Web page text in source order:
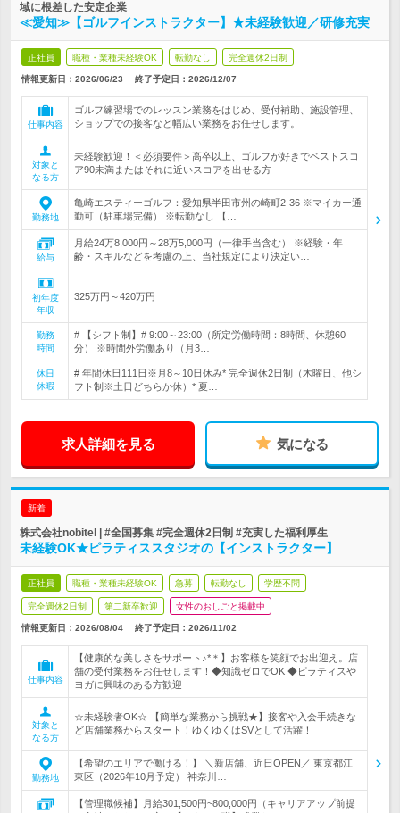
域に根差した安定企業
≪愛知≫【ゴルフインストラクター】★未経験歓迎／研修充実
正社員 職種・業種未経験OK 転勤なし 完全週休2日制
情報更新日：2026/06/23 終了予定日： 2026/12/07
仕事内容
ゴルフ練習場でのレッスン業務をはじめ、受付補助、施設管理、
ショップでの接客など幅広い業務をお任せします。
対象と
なる方
未経験歓迎！＜必須要件＞高卒以上、ゴルフが好きでベストスコ
ア90未満またはそれに近いスコアを出せる方
勤務地
亀崎エスティーゴルフ：愛知県半田市州の崎町2-36 ※マイカー通
勤可（駐車場完備） ※転勤なし 【…
給与
月給24万8,000円～28万5,000円（一律手当含む） ※経験・年
齢・スキルなどを考慮の上、当社規定により決定い…
初年度
年収
325万円～420万円
勤務
時間
# 【シフト制】# 9:00～23:00（所定労働時間：8時間、休憩60
分） ※時間外労働あり（月3…
休日
休暇
# 年間休日111日※月8～10日休み* 完全週休2日制（木曜日、他シ
フト制※土日どちらか休）* 夏…
求人詳細を見る 気になる
新着
株式会社nobitel | #全国募集 #完全週休2日制 #充実した福利厚生
未経験OK★ピラティススタジオの【インストラクター】
正社員 職種・業種未経験OK 急募 転勤なし 学歴不問
完全週休2日制 第二新卒歓迎 女性のおしごと掲載中
情報更新日：2026/08/04 終了予定日： 2026/11/02
仕事内容
【健康的な美しさをサポート♪*＊】お客様を笑顔でお出迎え。店
舗の受付業務をお任せします！◆知識ゼロでOK ◆ピラティスや
ヨガに興味のある方歓迎
対象と
なる方
☆未経験者OK☆ 【簡単な業務から挑戦★】接客や入会手続きな
ど店舗業務からスタート！ゆくゆくはSVとして活躍！
勤務地
【希望のエリアで働ける！】 ＼新店舗、近日OPEN／ 東京都江
東区（2026年10月予定） 神奈川…
【管理職候補】月給301,500円~800,000円（キャリアアップ前提